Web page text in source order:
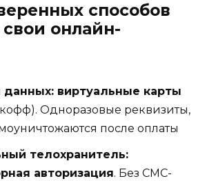
способов
онлайн-
виртуальные карты
Одноразовые реквизиты,
после оплаты
телохранитель:
авторизация. Без СМС-